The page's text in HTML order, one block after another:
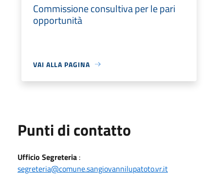
Commissione consultiva per le pari
opportunità
VAI ALLA PAGINA
Punti di contatto
Ufficio Segreteria :
segreteria@comune.sangiovannilupatoto.vr.it